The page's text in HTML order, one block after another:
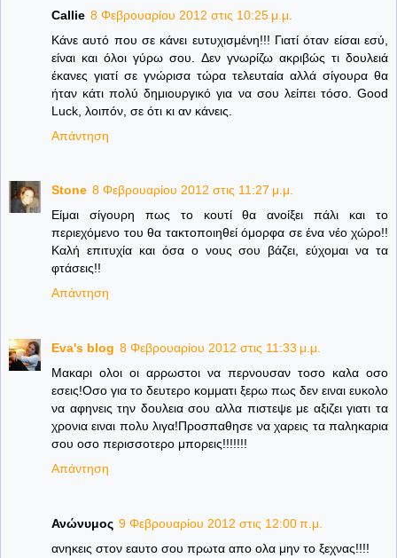
Callie 8 Φεβρουαρίου 2012 στις 10:25 μ.μ.
Κάνε αυτό που σε κάνει ευτυχισμένη!!! Γιατί όταν είσαι εσύ,
είναι και όλοι γύρω σου. Δεν γνωρίζω ακριβώς τι δουλειά
έκανες γιατί σε γνώρισα τώρα τελευταία αλλά σίγουρα θα
ήταν κάτι πολύ δημιουργικό για να σου λείπει τόσο. Good
Luck, λοιπόν, σε ότι κι αν κάνεις.
Απάντηση
Stone 8 Φεβρουαρίου 2012 στις 11:27 μ.μ.
Είμαι σίγουρη πως το κουτί θα ανοίξει πάλι και το
περιεχόμενο του θα τακτοποιηθεί όμορφα σε ένα νέο χώρο!!
Καλή επιτυχία και όσα ο νους σου βάζει, εύχομαι να τα
φτάσεις!!
Απάντηση
Eva's blog 8 Φεβρουαρίου 2012 στις 11:33 μ.μ.
Μακαρι ολοι οι αρρωστοι να περνουσαν τοσο καλα οσο
εσεις!Οσο για το δευτερο κομματι ξερω πως δεν ειναι ευκολο
να αφηνεις την δουλεια σου αλλα πιστεψε με αξιζει γιατι τα
χρονια ειναι πολυ λιγα!Προσπαθησε να χαρεις τα παληκαρια
σου οσο περισσοτερο μπορεις!!!!!!!
Απάντηση
Ανώνυμος 9 Φεβρουαρίου 2012 στις 12:00 π.μ.
ανηκεις στον εαυτο σου πρωτα απο ολα μην το ξεχνας!!!!